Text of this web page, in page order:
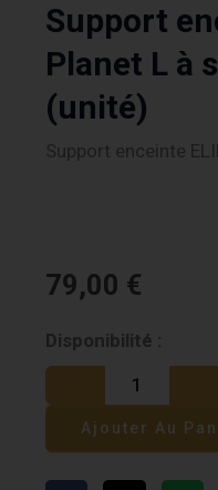
Support
Planet L à
(unité)
Support enceinte
79,00 €
Disponibilité :
quantité
de
Support
enceinte
Ajouter Au